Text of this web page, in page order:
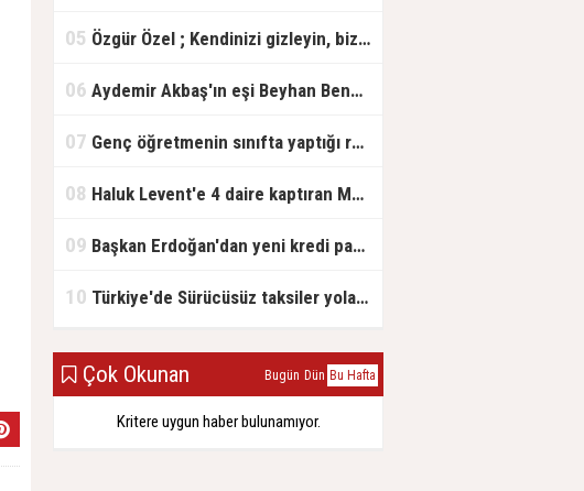
05 Özgür Özel ; Kendinizi gizleyin, bizden işaret bekleyin
06 Aydemir Akbaş'ın eşi Beyhan Benek Akbaş hayatını kaybetti
07 Genç öğretmenin sınıfta yaptığı rezil paylaşım
08 Haluk Levent'e 4 daire kaptıran Müteahhit soluğu savcılıkta aldı
09 Başkan Erdoğan'dan yeni kredi paketi müjdesi: 6 ay geri ödemesiz, 36 ay vadeli
10 Türkiye'de Sürücüsüz taksiler yola çıkmaya hazırlanıyor
Çok Okunan Bugün Dün Bu Hafta
Kritere uygun haber bulunamıyor.